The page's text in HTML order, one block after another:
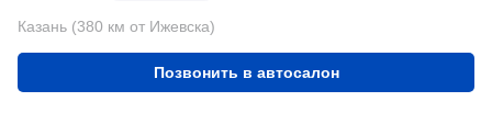
Казань (380 км от Ижевска)
Позвонить в автосалон